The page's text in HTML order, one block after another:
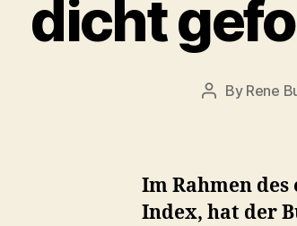
dicht
Post
By Rene
Im Rahmen
Index, hat der